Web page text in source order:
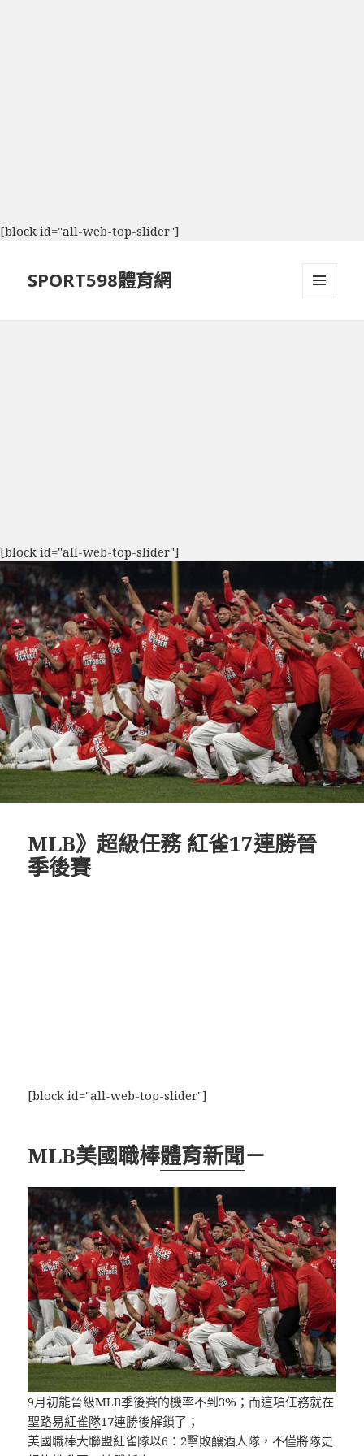
[block id="all-web-top-slider"]
SPORT598體育網
[block id="all-web-top-slider"]
MLB》超級任務 紅雀17連勝晉
季後賽
[block id="all-web-top-slider"]
MLB美國職棒體育新聞－
9月初能晉級MLB季後賽的機率不到3%；而這項任務就在
聖路易紅雀隊17連勝後解鎖了；
美國職棒大聯盟紅雀隊以6：2擊敗釀酒人隊，不僅將隊史